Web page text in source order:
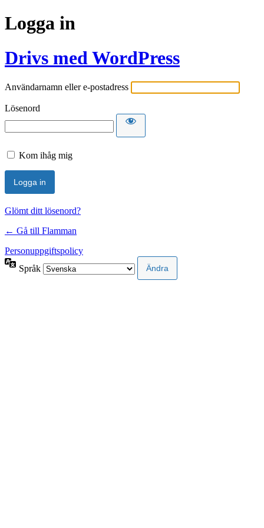
Logga in
Drivs med WordPress
Användarnamn eller e-postadress
Lösenord
Kom ihåg mig
Glömt ditt lösenord?
← Gå till Flamman
Personuppgiftspolicy
Språk